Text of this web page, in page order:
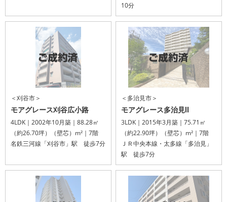
10分
＜刈谷市＞
モアグレース刈谷広小路
4LDK｜2002年10月築｜88.28㎡
（約26.70坪）（壁芯）m²｜7階
名鉄三河線「刈谷市」駅 徒歩7分
＜多治見市＞
モアグレース多治見Ⅱ
3LDK｜2015年3月築｜75.71㎡
（約22.90坪）（壁芯）m²｜7階
ＪＲ中央本線・太多線「多治見」
駅 徒歩7分